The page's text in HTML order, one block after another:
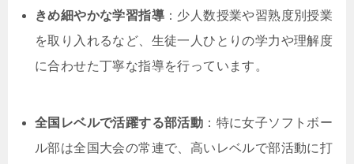
きめ細やかな学習指導 ：少人数授業や習熟度別授業
を取り入れるなど、生徒一人ひとりの学力や理解度
に合わせた丁寧な指導を行っています。
全国レベルで活躍する部活動 ：特に女子ソフトボー
ル部は全国大会の常連で、高いレベルで部活動に打